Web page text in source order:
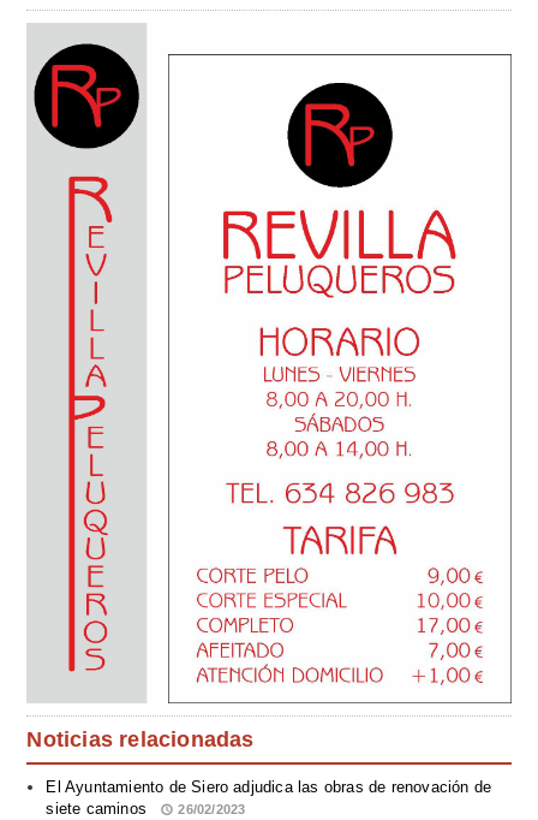
Noticias relacionadas
El Ayuntamiento de Siero adjudica las obras de renovación de
siete caminos
26/02/2023